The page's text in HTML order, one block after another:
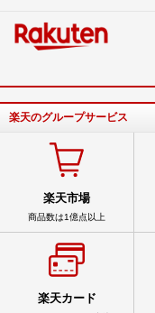
楽天のグループサービス
楽天市場
商品数は1億点以上
楽天カード